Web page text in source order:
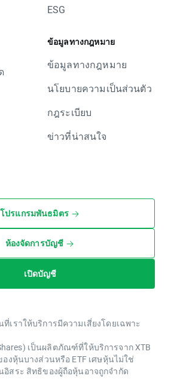
ESG
ข้อมูลทางกฎหมาย
ข้อมูลทางกฎหมาย
นโยบายความเป็นส่วนตัว
กฎระเบียบ
ข่าวที่น่าสนใจ
โปรแกรมพันธมิตร
ห้องจัดการบัญชี
เปิดบัญชี
เราให้บริการมีความเสี่ยงโดยเฉพาะ
เป็นผลิตภัณฑ์ที่ให้บริการจาก XTB
องหุ้นบางส่วนหรือ ETF เศษหุ้นไม่ใช่
สระ สิทธิของผู้ถือหุ้นอาจถูกจำกัด